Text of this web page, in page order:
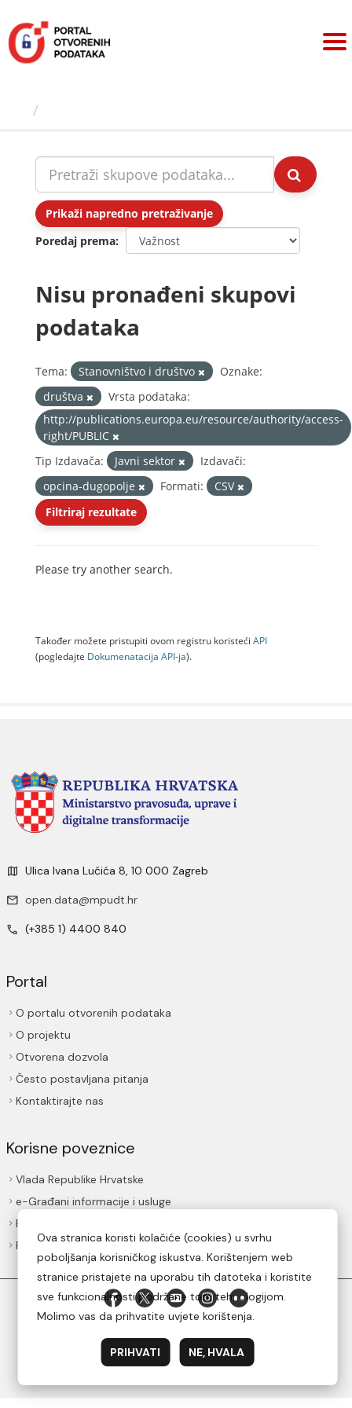
sadržaj
Prikaži napredno pretraživanje
Poredaj prema
Nisu pronađeni skupovi
podataka
Tema: Stanovništvo i društvo
Oznake:
društva
Vrsta podataka:
http://publications.europa.eu/resource/authority/access-
right/PUBLIC
Tip Izdavača:
Javni sektor
Izdavači:
opcina-dugopolje
Formati:
CSV
Filtriraj rezultate
Please try another search.
Također možete pristupiti ovom registru koristeći API
(pogledajte Dokumenаtаcijа API-jа).